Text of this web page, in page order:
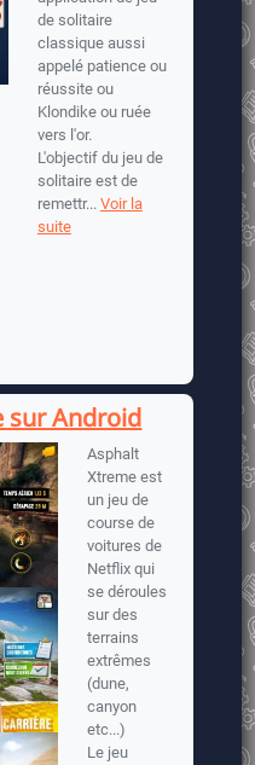
de solitaire
classique aussi
appelé patience ou
réussite ou
Klondike ou ruée
vers l'or.
L'objectif du jeu de
solitaire est de
remettr... Voir la
suite
sur Android
Asphalt
Xtreme est
un jeu de
course de
voitures de
Netflix qui
se déroules
sur des
terrains
extrêmes
(dune,
canyon
etc...)
Le jeu